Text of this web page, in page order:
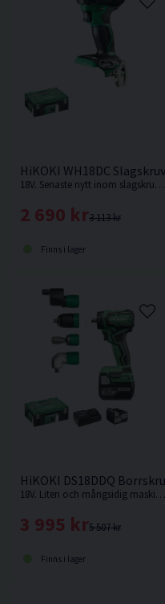
Med integrerat LED-
HiKOKI WH18DC
18V. Senaste nytt inom slagskruvdragare från HiKOKI. IP56 Klassad. Levereras utan batteri och laddare.
3 113 kr
2 690 kr
Finns i lager
HiKOKI DS18DDQ
18V. Liten och mångsidig maskin med fyra chuckar i kompakt maskinkropp ger maximal åtkomst i trånga utrymmen.
5 507 kr
3 995 kr
Finns i lager